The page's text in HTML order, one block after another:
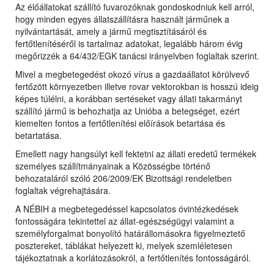
Az élőállatokat szállító fuvarozóknak gondoskodniuk kell arról,
hogy minden egyes állatszállításra használt járműnek a
nyilvántartását, amely a jármű megtisztításáról és
fertőtlenítéséről is tartalmaz adatokat, legalább három évig
megőrizzék a 64/432/EGK tanácsi irányelvben foglaltak szerint.
Mivel a megbetegedést okozó vírus a gazdaállatot körülvevő
fertőzött környezetben illetve rovar vektorokban is hosszú ideig
képes túlélni, a korábban sertéseket vagy állati takarmányt
szállító jármű is behozhatja az Unióba a betegséget, ezért
kiemelten fontos a fertőtlenítési előírások betartása és
betartatása.
Emellett nagy hangsúlyt kell fektetni az állati eredetű termékek
személyes szállítmányainak a Közösségbe történő
behozataláról szóló 206/2009/EK Bizottsági rendeletben
foglaltak végrehajtására.
A NÉBIH a megbetegedéssel kapcsolatos óvintézkedések
fontosságára tekintettel az állat-egészségügyi valamint a
személyforgalmat bonyolító határállomásokra figyelmeztető
posztereket, táblákat helyezett ki, melyek szemléletesen
tájékoztatnak a korlátozásokról, a fertőtlenítés fontosságáról.